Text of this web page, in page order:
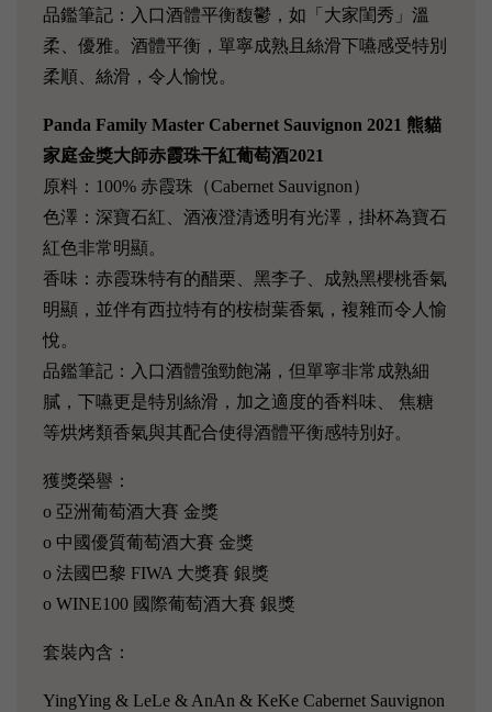
品鑑筆記：入口酒體平衡馥鬱，如「大家閨秀」溫
柔、優雅。酒體平衡，單寧成熟且絲滑下嚥感受特別
柔順、絲滑，令人愉悅。
Panda Family Master Cabernet Sauvignon 2021 熊貓
家庭金獎大師赤霞珠干紅葡萄酒2021
原料：100% 赤霞珠（Cabernet Sauvignon）
色澤：深寶石紅、酒液澄清透明有光澤，掛杯為寶石
紅色非常明顯。
香味：赤霞珠特有的醋栗、黑李子、成熟黑櫻桃香氣
明顯，並伴有西拉特有的桉樹葉香氣，複雜而令人愉
悅。
品鑑筆記：入口酒體強勁飽滿，但單寧非常成熟細
膩，下嚥更是特別絲滑，加之適度的香料味、 焦糖
等烘烤類香氣與其配合使得酒體平衡感特別好。
獲獎榮譽：
o 亞洲葡萄酒大賽 金獎
o 中國優質葡萄酒大賽 金獎
o 法國巴黎 FIWA 大獎賽 銀獎
o WINE100 國際葡萄酒大賽 銀獎
套裝內含：
YingYing & LeLe & AnAn & KeKe Cabernet Sauvignon